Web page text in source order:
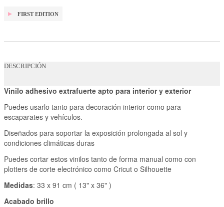
FIRST EDITION
DESCRIPCIÓN
Vinilo adhesivo extrafuerte apto para interior y exterior
Puedes usarlo tanto para decoración interior como para
escaparates y vehículos.
Diseñados para soportar la exposición prolongada al sol y
condiciones climáticas duras
Puedes cortar estos vinilos tanto de forma manual como con
plotters de corte electrónico como Cricut o Silhouette
Medidas: 33 x 91 cm ( 13" x 36" )
Acabado brillo